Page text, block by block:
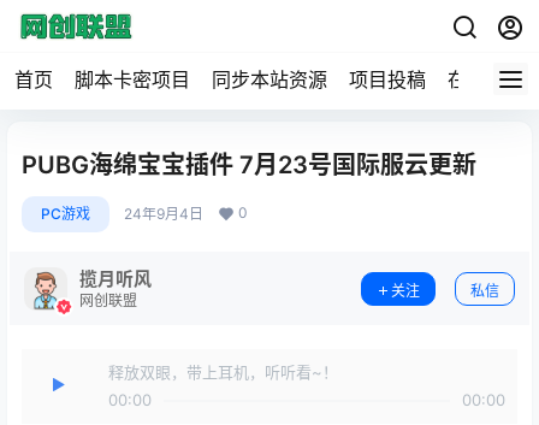
首页 脚本卡密项目 同步本站资源 项目投稿 在线工具
PUBG海绵宝宝插件 7月23号国际服云更新
PC游戏 24年9月4日 0
揽月听风
网创联盟
关注 私信
释放双眼，带上耳机，听听看~！
00:00
00:00